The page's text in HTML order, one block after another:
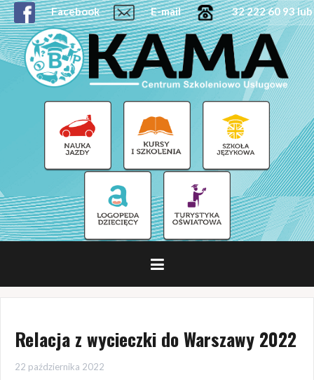
Facebook E-mail 32 222 60 93
Relacja z wycieczki do Warszawy 2022
22 października 2022